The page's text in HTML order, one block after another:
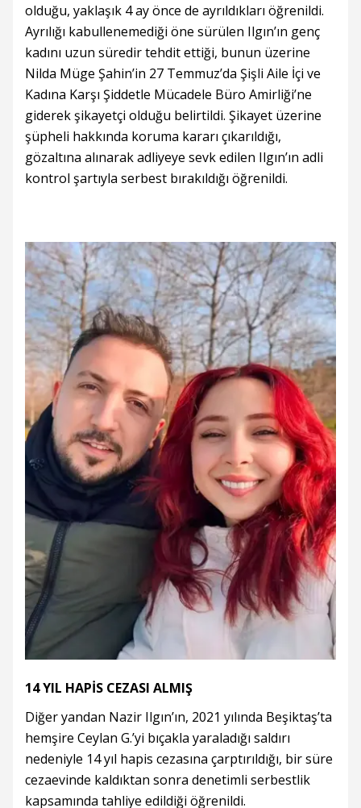
olduğu, yaklaşık 4 ay önce de ayrıldıkları öğrenildi.
Ayrılığı kabullenemediği öne sürülen Ilgın’ın genç
kadını uzun süredir tehdit ettiği, bunun üzerine
Nilda Müge Şahin’in 27 Temmuz’da Şişli Aile İçi ve
Kadına Karşı Şiddetle Mücadele Büro Amirliği’ne
giderek şikayetçi olduğu belirtildi. Şikayet üzerine
şüpheli hakkında koruma kararı çıkarıldığı,
gözaltına alınarak adliyeye sevk edilen Ilgın’ın adli
kontrol şartıyla serbest bırakıldığı öğrenildi.
14 YIL HAPİS CEZASI ALMIŞ
Diğer yandan Nazir Ilgın’ın, 2021 yılında Beşiktaş’ta
hemşire Ceylan G.’yi bıçakla yaraladığı saldırı
nedeniyle 14 yıl hapis cezasına çarptırıldığı, bir süre
cezaevinde kaldıktan sonra denetimli serbestlik
kapsamında tahliye edildiği öğrenildi.